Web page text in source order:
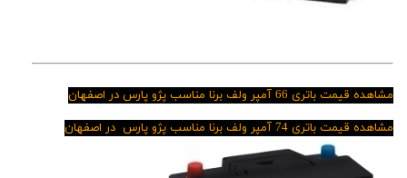
مشاهده قیمت باتری 66 آمپر ولف برنا مناسب پژو پارس در اصفهان
مشاهده قیمت باتری 74 آمپر ولف برنا مناسب پژو پارس در اصفهان